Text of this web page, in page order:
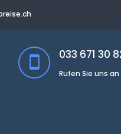
033 671 30
Rufen Sie uns an